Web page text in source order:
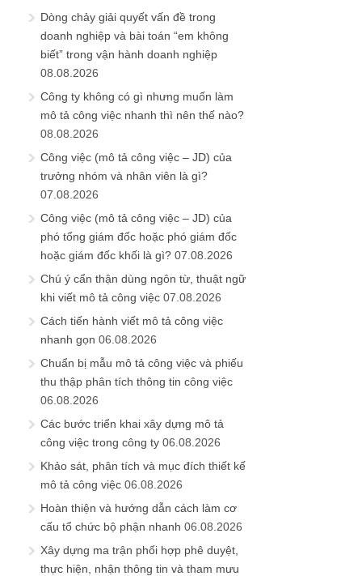
Dòng chảy giải quyết vấn đề trong
doanh nghiệp và bài toán “em không
biết” trong vận hành doanh nghiệp
08.08.2026
Công ty không có gì nhưng muốn làm
mô tả công việc nhanh thì nên thế nào?
08.08.2026
Công việc (mô tả công việc – JD) của
trưởng nhóm và nhân viên là gì?
07.08.2026
Công việc (mô tả công việc – JD) của
phó tổng giám đốc hoặc phó giám đốc
hoặc giám đốc khối là gì? 07.08.2026
Chú ý cẩn thận dùng ngôn từ, thuật ngữ
khi viết mô tả công việc 07.08.2026
Cách tiến hành viết mô tả công việc
nhanh gọn 06.08.2026
Chuẩn bị mẫu mô tả công việc và phiếu
thu thập phân tích thông tin công việc
06.08.2026
Các bước triển khai xây dựng mô tả
công việc trong công ty 06.08.2026
Khảo sát, phân tích và mục đích thiết kế
mô tả công việc 06.08.2026
Hoàn thiện và hướng dẫn cách làm cơ
cấu tổ chức bộ phận nhanh 06.08.2026
Xây dựng ma trận phối hợp phê duyệt,
thực hiện, nhận thông tin và tham mưu